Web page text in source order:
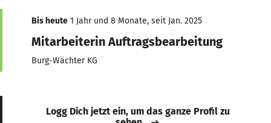
Bis heute 1 Jahr und 8 Monate, seit Jan. 2025
Mitarbeiterin Auftragsbearbeitung
Burg-Wächter KG
Logg Dich jetzt ein, um das ganze Profil zu